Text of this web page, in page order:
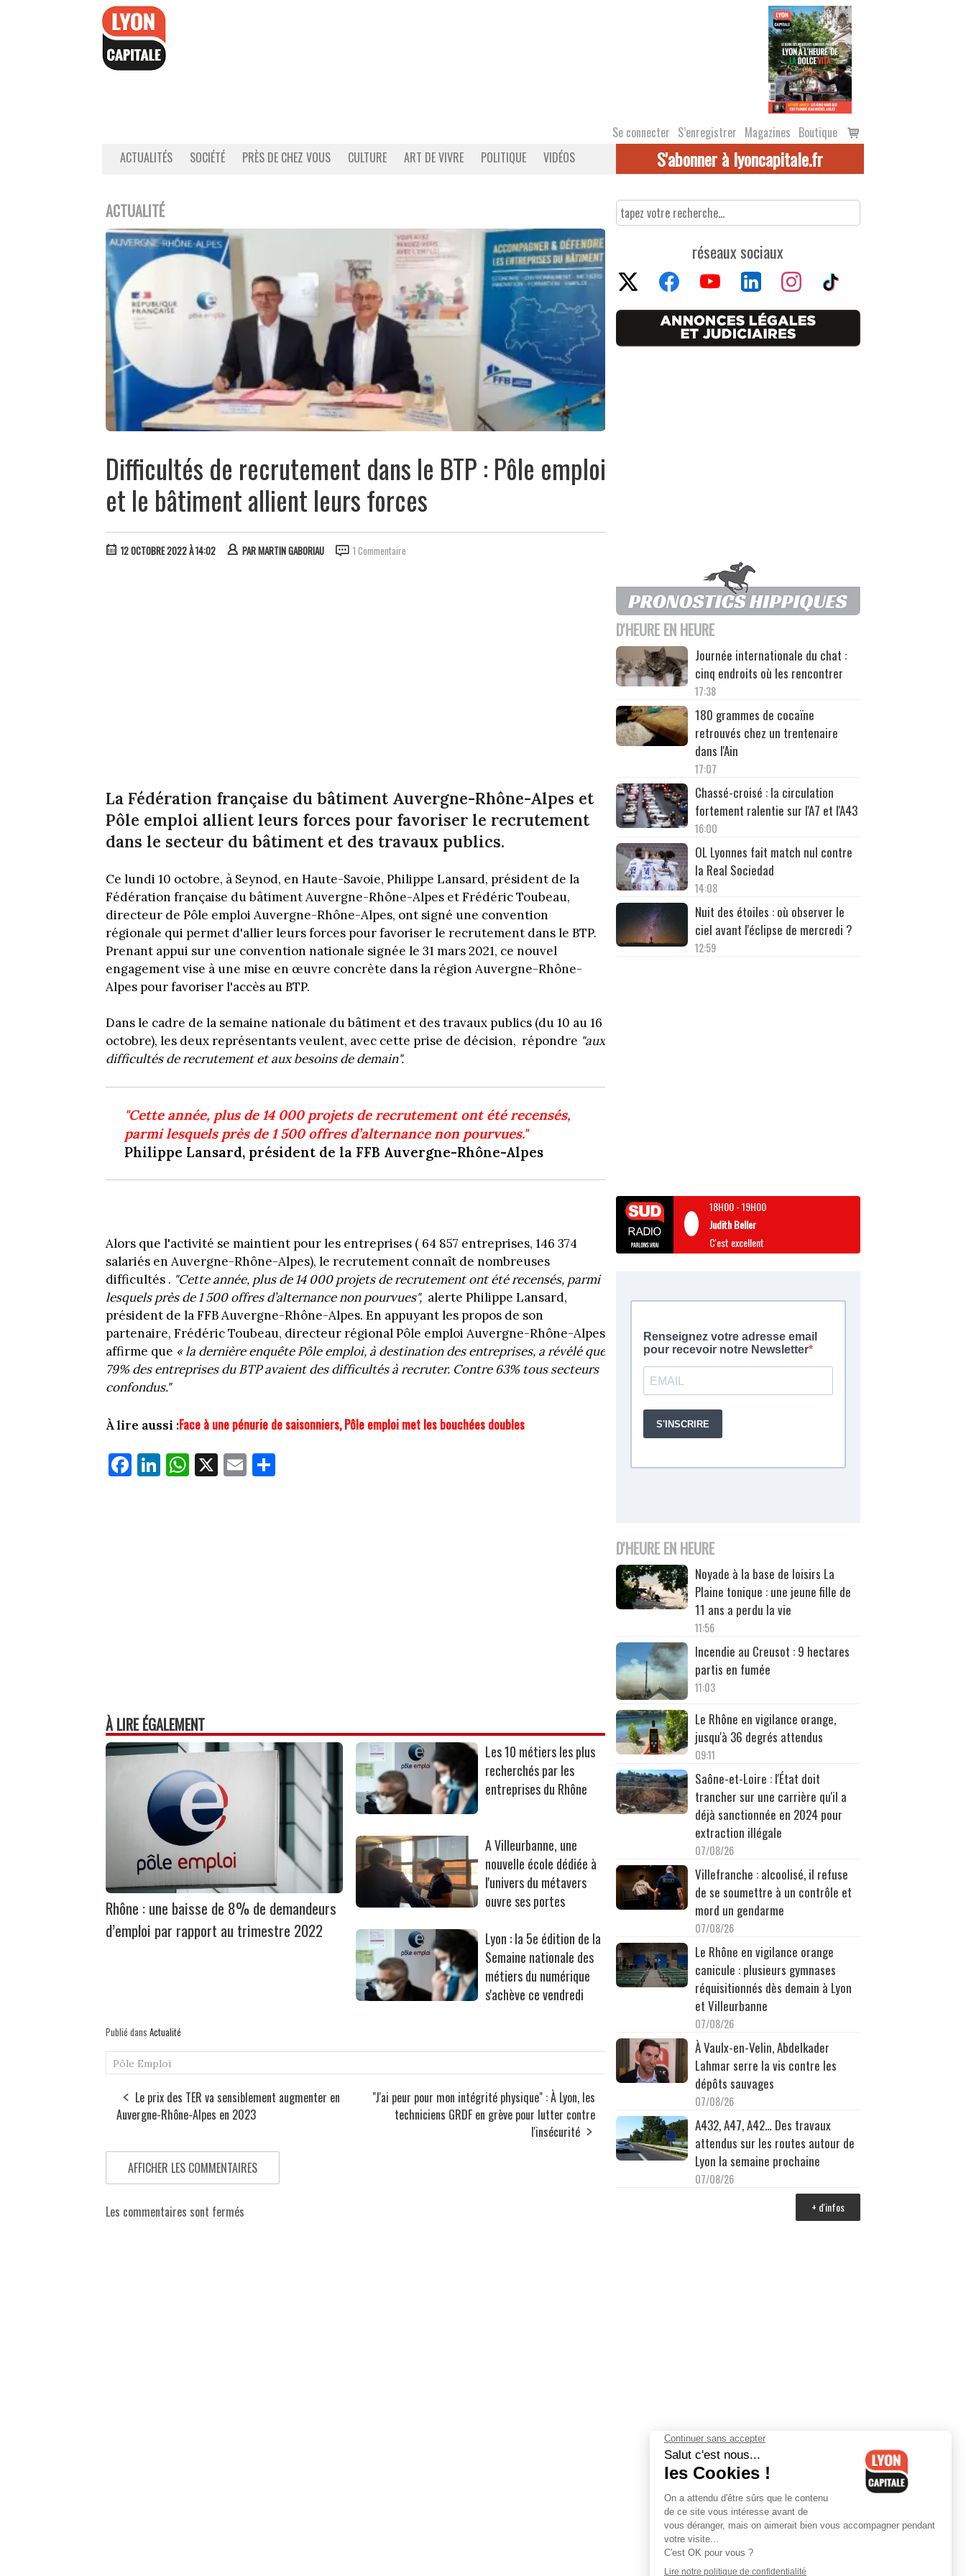
Se connecter S’enregistrer Magazines Boutique
Voir
le
ACTUALITÉS SOCIÉTÉ PRÈS DE CHEZ VOUS CULTURE ART DE VIVRE POLITIQUE VIDÉOS S'abonner à lyoncapitale.fr
ACTUALITÉ
Difficultés de recrutement dans le BTP : Pôle emploi
et le bâtiment allient leurs forces
12 OCTOBRE 2022 À 14:02 PARMARTIN GABORIAU 1 Commentaire
La Fédération française du bâtiment Auvergne-Rhône-Alpes et
Pôle emploi allient leurs forces pour favoriser le recrutement
dans le secteur du bâtiment et des travaux publics.
Ce lundi 10 octobre, à Seynod, en Haute-Savoie, Philippe Lansard, président de la
Fédération française du bâtiment Auvergne-Rhône-Alpes et Frédéric Toubeau,
directeur de Pôle emploi Auvergne-Rhône-Alpes, ont signé une convention
régionale qui permet d'allier leurs forces pour favoriser le recrutement dans le BTP.
Prenant appui sur une convention nationale signée le 31 mars 2021, ce nouvel
engagement vise à une mise en œuvre concrète dans la région Auvergne-Rhône-
Alpes pour favoriser l'accès au BTP.
Dans le cadre de la semaine nationale du bâtiment et des travaux publics (du 10 au 16
octobre), les deux représentants veulent, avec cette prise de décision, répondre "aux
difficultés de recrutement et aux besoins de demain".
"Cette année, plus de 14 000 projets de recrutement ont été recensés,
parmi lesquels près de 1 500 offres d’alternance non pourvues."
Philippe Lansard, président de la FFB Auvergne-Rhône-Alpes
Alors que l'activité se maintient pour les entreprises ( 64 857 entreprises, 146 374
salariés en Auvergne-Rhône-Alpes), le recrutement connaît de nombreuses
difficultés . "Cette année, plus de 14 000 projets de recrutement ont été recensés, parmi
lesquels près de 1 500 offres d’alternance non pourvues", alerte Philippe Lansard,
président de la FFB Auvergne-Rhône-Alpes. En appuyant les propos de son
partenaire, Frédéric Toubeau, directeur régional Pôle emploi Auvergne-Rhône-Alpes
affirme que « la dernière enquête Pôle emploi, à destination des entreprises, a révélé que
79% des entreprises du BTP avaient des difficultés à recruter. Contre 63% tous secteurs
confondus."
À lire aussi :Face à une pénurie de saisonniers, Pôle emploi met les bouchées doubles
Fa
ce
Li
nk
W
ha
X E
m
À LIRE ÉGALEMENT
Rhône : une baisse de 8% de demandeurs
d’emploi par rapport au trimestre 2022
Les 10 métiers les plus
recherchés par les
entreprises du Rhône
A Villeurbanne, une
nouvelle école dédiée à
l'univers du métavers
ouvre ses portes
Lyon : la 5e édition de la
Semaine nationale des
métiers du numérique
s'achève ce vendredi
Publié dans Actualité
Pôle Emploi
Le prix des TER va sensiblement augmenter en
Auvergne-Rhône-Alpes en 2023
"J'ai peur pour mon intégrité physique" : À Lyon, les
techniciens GRDF en grève pour lutter contre
l'insécurité
AFFICHER LES COMMENTAIRES
Les commentaires sont fermés
réseaux sociaux
D'HEURE EN HEURE
Journée internationale du chat :
cinq endroits où les rencontrer
17:38
180 grammes de cocaïne
retrouvés chez un trentenaire
dans l'Ain
17:07
Chassé-croisé : la circulation
fortement ralentie sur l'A7 et l'A43
16:00
OL Lyonnes fait match nul contre
la Real Sociedad
14:08
Nuit des étoiles : où observer le
ciel avant l'éclipse de mercredi ?
12:59
18H00-19H00
Judith Beller
C'est excellent
D'HEURE EN HEURE
Noyade à la base de loisirs La
Plaine tonique : une jeune fille de
11 ans a perdu la vie
11:56
Incendie au Creusot : 9 hectares
partis en fumée
11:03
Le Rhône en vigilance orange,
jusqu'à 36 degrés attendus
09:11
Saône-et-Loire : l'État doit
trancher sur une carrière qu'il a
déjà sanctionnée en 2024 pour
extraction illégale
07/08/26
Villefranche : alcoolisé, il refuse
de se soumettre à un contrôle et
mord un gendarme
07/08/26
Le Rhône en vigilance orange
canicule : plusieurs gymnases
réquisitionnés dès demain à Lyon
et Villeurbanne
07/08/26
À Vaulx-en-Velin, Abdelkader
Lahmar serre la vis contre les
dépôts sauvages
07/08/26
A432, A47, A42… Des travaux
attendus sur les routes autour de
Lyon la semaine prochaine
07/08/26
+ d'infos